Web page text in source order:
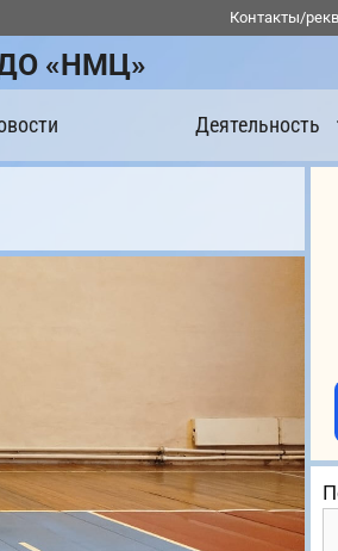
Контакты/
«НМЦ»
Деятельность